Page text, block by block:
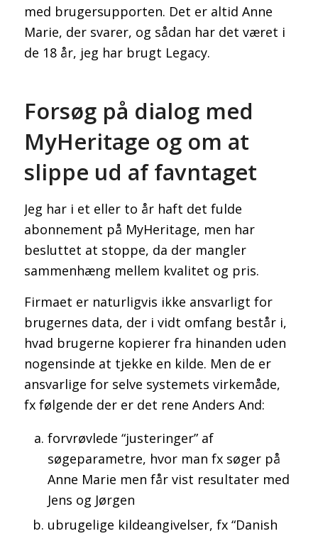
med brugersupporten. Det er altid Anne
Marie, der svarer, og sådan har det været i
de 18 år, jeg har brugt Legacy.
Forsøg på dialog med
MyHeritage og om at
slippe ud af favntaget
Jeg har i et eller to år haft det fulde
abonnement på MyHeritage, men har
besluttet at stoppe, da der mangler
sammenhæng mellem kvalitet og pris.
Firmaet er naturligvis ikke ansvarligt for
brugernes data, der i vidt omfang består i,
hvad brugerne kopierer fra hinanden uden
nogensinde at tjekke en kilde. Men de er
ansvarlige for selve systemets virkemåde,
fx følgende der er det rene Anders And:
forvrøvlede “justeringer” af
søgeparametre, hvor man fx søger på
Anne Marie men får vist resultater med
Jens og Jørgen
ubrugelige kildeangivelser, fx “Danish